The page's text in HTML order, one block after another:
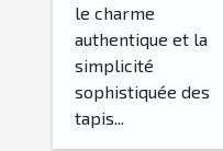
le charme
authentique et la
simplicité
sophistiquée des
tapis...